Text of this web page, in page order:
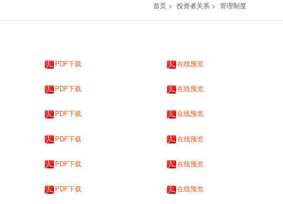
首页 > 投资者关系 > 管理制度
PDF下载 在线预览
PDF下载 在线预览
PDF下载 在线预览
PDF下载 在线预览
PDF下载 在线预览
PDF下载 在线预览